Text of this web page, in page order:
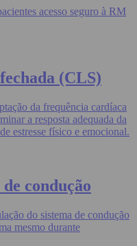
acesso seguro à RM
(CLS)
da frequência cardíaca
a resposta adequada da
estresse físico e emocional.
condução
do sistema de condução
mesmo durante